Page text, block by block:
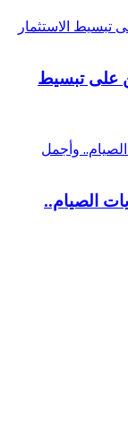
على تبسيط
الصيام..